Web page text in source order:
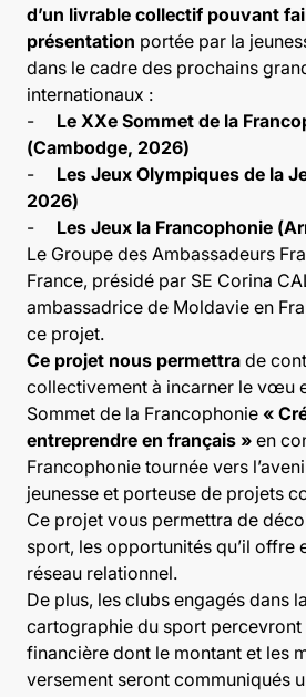
d’un livrable collectif pouvant
présentation portée par la
dans le cadre des prochains
internationaux :
-
Le XXe Sommet de la
(Cambodge, 2026)
-
Les Jeux Olympiques de la
2026)
-
Les Jeux la Francophonie
Le Groupe des Ambassadeurs
France, présidé par SE Corina
ambassadrice de Moldavie en
ce projet.
Ce projet nous permettra de
collectivement à incarner le vœu
Sommet de la Francophonie «
entreprendre en français » en
Francophonie tournée vers
jeunesse et porteuse de projets
Ce projet vous permettra de
sport, les opportunités qu’il offre
réseau relationnel.
De plus, les clubs engagés dans
cartographie du sport
financière dont le montant et les
versement seront communiqués